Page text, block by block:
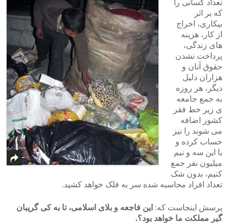
تعداد کسانی را
که بر اثر
بیکاری، اخراج
از کار، هزینه
های زندگی،
پرداخت نشدن
حقوق آنان و
هزاران دلیل
دیگر، هر روزه
به جمع جامعه
ی زیر خط فقر
کشور اضافه
می شوند را نیز
حساب کرده و
با این سه و نیم
میلیون نفر جمع
کنیم، بدون شک
تعداد افراد محاسبه شده سر به فلک خواهد کشید.
پرسش اینجاست که: این فاجعه و بلای اسلامی، تا به کی گریبان
گیر مملکت ما خواهد بود؟.